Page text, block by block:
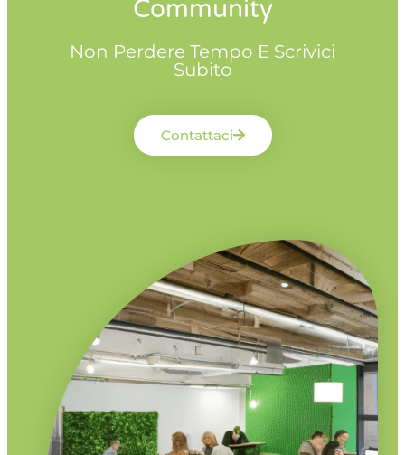
Community
Non Perdere Tempo E Scrivici
Subito
Contattaci